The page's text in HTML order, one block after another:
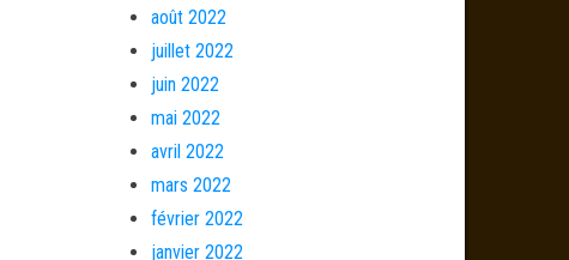
août 2022
juillet 2022
juin 2022
mai 2022
avril 2022
mars 2022
février 2022
janvier 2022